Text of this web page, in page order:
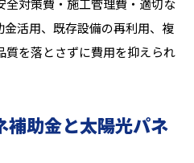
全対策費・施工管理費・適切な
活用、既存設備の再利用、複
を落とさずに費用を抑えられ
補助金と太陽光パネ